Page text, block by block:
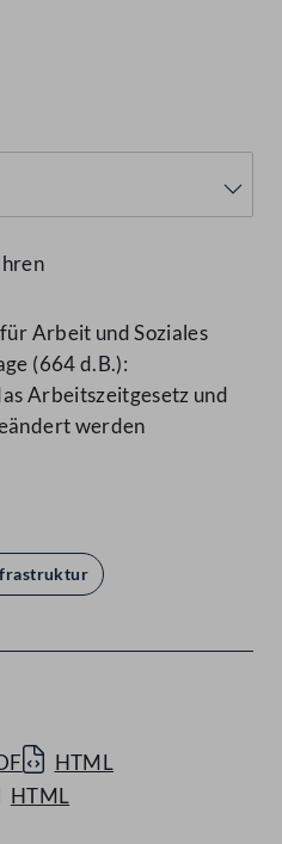
Arbeit und Soziales
(664 d.B.):
Arbeitszeitgesetz und
werden
HTML
HTML